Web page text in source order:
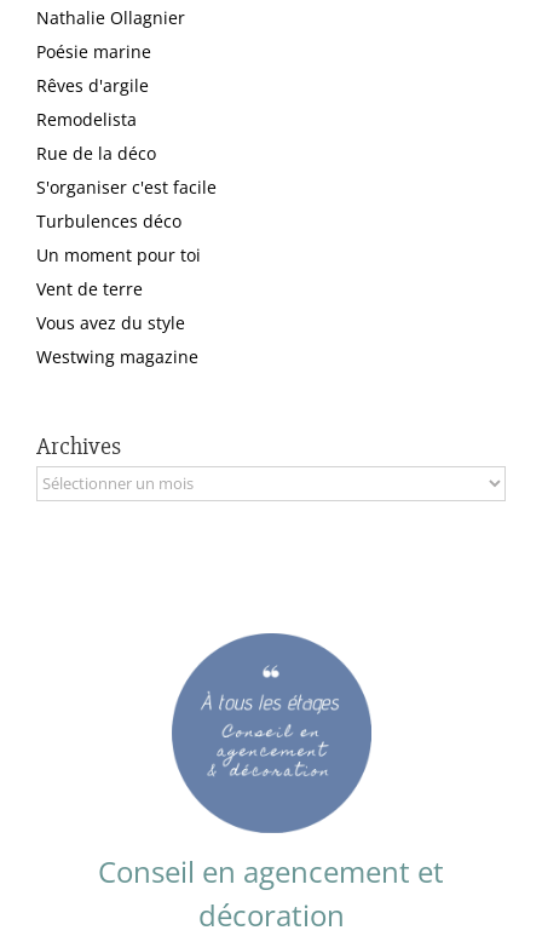
Nathalie Ollagnier
Poésie marine
Rêves d'argile
Remodelista
Rue de la déco
S'organiser c'est facile
Turbulences déco
Un moment pour toi
Vent de terre
Vous avez du style
Westwing magazine
Archives
Archives
Conseil en agencement et
décoration